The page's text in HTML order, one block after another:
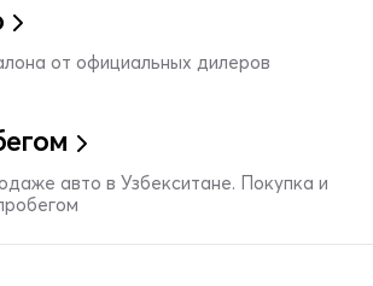
от официальных дилеров
авто в Узбекситане. Покупка и